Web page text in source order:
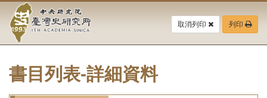
要
中
央
研
究
取消列印 列印
書目列表-詳細資料